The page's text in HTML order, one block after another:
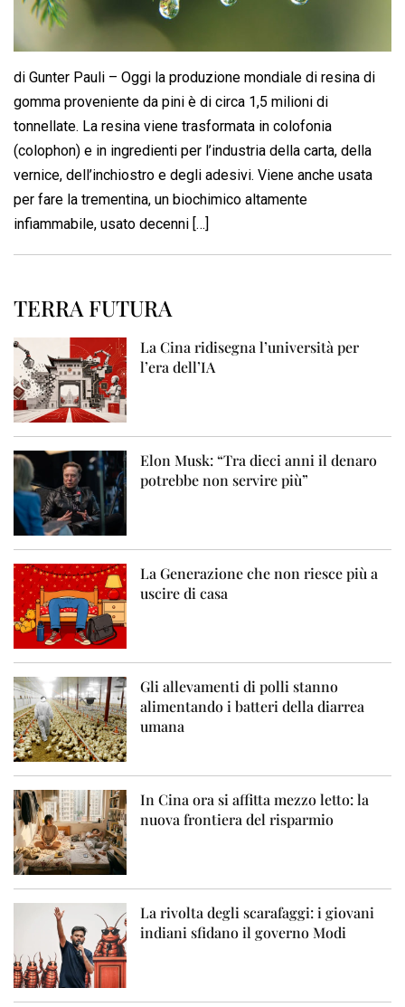
di Gunter Pauli – Oggi la produzione mondiale di resina di
gomma proveniente da pini è di circa 1,5 milioni di
tonnellate. La resina viene trasformata in colofonia
(colophon) e in ingredienti per l’industria della carta, della
vernice, dell’inchiostro e degli adesivi. Viene anche usata
per fare la trementina, un biochimico altamente
infiammabile, usato decenni […]
TERRA FUTURA
La Cina ridisegna l’università per
l’era dell’IA
Elon Musk: “Tra dieci anni il denaro
potrebbe non servire più”
La Generazione che non riesce più a
uscire di casa
Gli allevamenti di polli stanno
alimentando i batteri della diarrea
umana
In Cina ora si affitta mezzo letto: la
nuova frontiera del risparmio
La rivolta degli scarafaggi: i giovani
indiani sfidano il governo Modi